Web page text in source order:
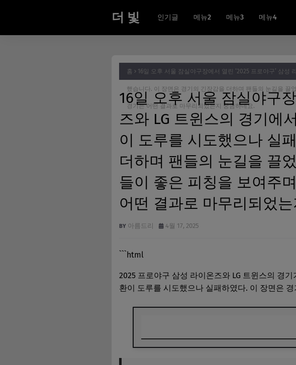
더 빛 인기글 메뉴2 메뉴3 메뉴4
홈 16일 오후 서울 잠실야구장에서 열린 ‘2025 프로야구’ 삼성
했습니다. 이 장면은 경기의 긴장감을 더하며 팬들의 눈길을 끌
경기는 어떤 결과로 마무리되었는지 궁금하네요.
16일 오후 서울 잠실야구
즈와 LG 트윈스의 경기에
이 도루를 시도했으나 실
더하며 팬들의 눈길을 끌
들이 좋은 피칭을 보여주
어떤 결과로 마무리되었
아름드리 4월 17, 2025
```html
2025 프로야구 삼성 라이온즈와 LG 트윈스의 경
환이 도루를 시도했으나 실패하였다. 이 장면은